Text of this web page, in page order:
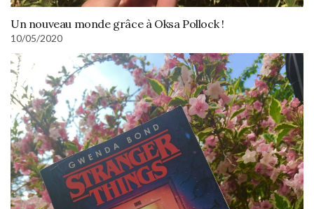
Un nouveau monde grâce à Oksa Pollock !
10/05/2020